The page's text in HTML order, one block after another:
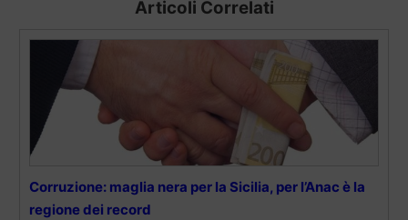
Articoli Correlati
Corruzione: maglia nera per la Sicilia, per l’Anac è la
regione dei record